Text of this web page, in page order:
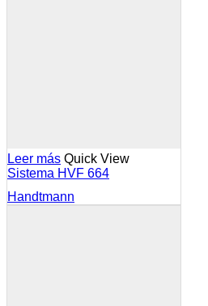
Leer más Quick View
Sistema HVF 664
Handtmann